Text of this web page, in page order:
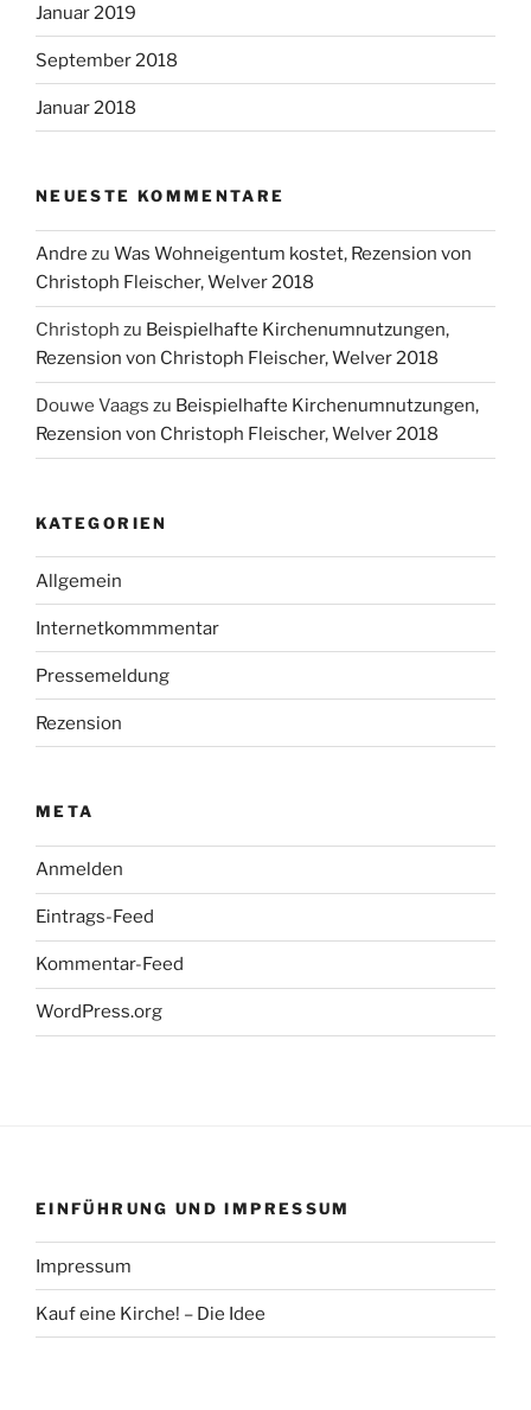
Januar 2019
September 2018
Januar 2018
NEUESTE KOMMENTARE
Andre zu Was Wohneigentum kostet, Rezension von
Christoph Fleischer, Welver 2018
Christoph zu Beispielhafte Kirchenumnutzungen,
Rezension von Christoph Fleischer, Welver 2018
Douwe Vaags zu Beispielhafte Kirchenumnutzungen,
Rezension von Christoph Fleischer, Welver 2018
KATEGORIEN
Allgemein
Internetkommmentar
Pressemeldung
Rezension
META
Anmelden
Eintrags-Feed
Kommentar-Feed
WordPress.org
EINFÜHRUNG UND IMPRESSUM
Impressum
Kauf eine Kirche! – Die Idee